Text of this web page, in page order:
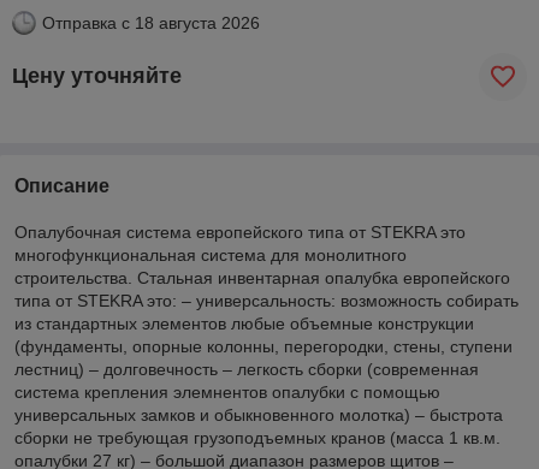
Отправка с 18 августа 2026
Цену уточняйте
Описание
Опалубочная система европейского типа от STEKRA это
многофункциональная система для монолитного
строительства. Стальная инвентарная опалубка европейского
типа от STEKRA это: – универсальность: возможность собирать
из стандартных элементов любые объемные конструкции
(фундаменты, опорные колонны, перегородки, стены, ступени
лестниц) – долговечность – легкость сборки (современная
система крепления элемнентов опалубки с помощью
универсальных замков и обыкновенного молотка) – быстрота
сборки не требующая грузоподъемных кранов (масса 1 кв.м.
опалубки 27 кг) – большой диапазон размеров щитов –